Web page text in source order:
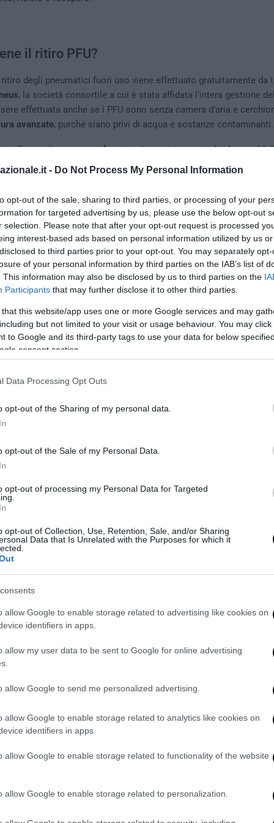
- Do Not Process My Personal Information
opt-out of the sale, sharing to third parties, or processing of your
for targeted advertising by us, please use the below opt-out
selection. Please note that after your opt-out request is processed
interest-based ads based on personal information utilized by us
to third parties prior to your opt-out. You may separately
of your personal information by third parties on the IAB’s list of
This information may also be disclosed by us to third parties on the
Participants that may further disclose it to other third parties.
that this website/app uses one or more Google services and may
but not limited to your visit or usage behaviour. You may
to Google and its third-party tags to use your data for below
consent section.
Data Processing Opt Outs
opt-out of the Sharing of my personal data.
opt-out of the Sale of my Personal Data.
opt-out of processing my Personal Data for Targeted
opt-out of Collection, Use, Retention, Sale, and/or Sharing
Data that Is Unrelated with the Purposes for which it
allow Google to enable storage related to advertising like cookies on
identifiers in apps.
allow my user data to be sent to Google for online advertising
allow Google to send me personalized advertising.
allow Google to enable storage related to analytics like cookies on
identifiers in apps.
allow Google to enable storage related to functionality of the website
allow Google to enable storage related to personalization.
il ritiro PFU?
degli pneumatici fuori uso viene effettuato gratuitamente da
, la società consortile a cui è stata affidata l’intera gestione
effettuata anche se i PFU sono senza camera d’aria e
avanzate, purché siano privi di acqua e sostanze contaminanti.
di raccolta, semanualeo tramite mezzi econtenitori appositi,
chiusi oppure all’aperto su uno spazio idoneo.
dal numero di abitanti nel comune. In contesti con più di
di misura ridotta se ne possono prelevare fino a 100, mentre
se grandi. Se si scende al di sotto dei 20.000 abitanti, tuttavia,
il prelievo attraverso contenitori idonei, invece, essi non
superiori all’80%.
ritiro seguono l’ordine di prenotazione che avviene sul sito
l’azienda che lo richiede si regolarmente iscritta alla Camera di
risultare tra gli esercenti dell’attività notoriamente conosciuta
nei centri di riutilizzo,gli pneumatici fuori uso subiscono un
del
, che si ottiene passando per due fasi di frantumazione,
di prodotti legati ai più diversi ambiti: si va infatti dalmondo
ricavata da PFU può essere utilizzata quale base per una pista di
l’erba sintetica dei campi da calcio. Allo stesso modo, essa può
essendo un ottimo insonorizzatore acustico.
dal riciclo dei PFU si possono ricavare anche acciaio e fibre
poi impiegati per la realizzazione dimobili complementi d’arredo
una delle necessità da soddisfare al meglio in questo
cambiamenti climatici e sicuramente dare nuova vita a prodotti
grande giovamento all’ambiente.
dei PFU può dare luogo anche al recupero di energia.
trattamento, infatti, si originano delle particelle con un elevato